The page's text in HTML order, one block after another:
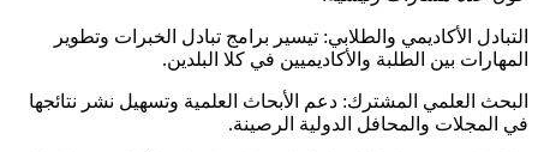
​التبادل الأكاديمي والطلابي: تيسير برامج تبادل الخبرات وتطوير
المهارات بين الطلبة والأكاديميين في كلا البلدين.
​البحث العلمي المشترك: دعم الأبحاث العلمية وتسهيل نشر نتائجها
في المجلات والمحافل الدولية الرصينة.